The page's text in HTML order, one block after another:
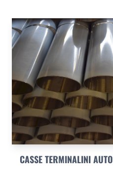
CASSE TERMINALINI AUTO